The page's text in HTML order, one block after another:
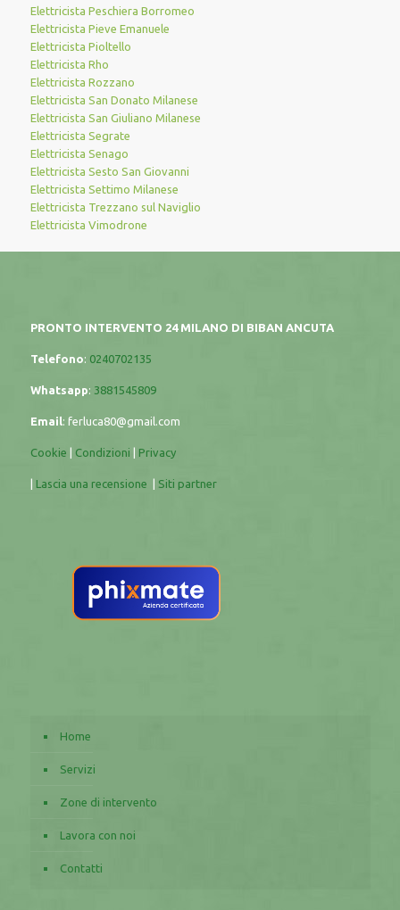
Elettricista Peschiera Borromeo
Elettricista Pieve Emanuele
Elettricista Pioltello
Elettricista Rho
Elettricista Rozzano
Elettricista San Donato Milanese
Elettricista San Giuliano Milanese
Elettricista Segrate
Elettricista Senago
Elettricista Sesto San Giovanni
Elettricista Settimo Milanese
Elettricista Trezzano sul Naviglio
Elettricista Vimodrone
PRONTO INTERVENTO 24 MILANO DI BIBAN ANCUTA
Telefono: 0240702135
Whatsapp: 3881545809
Email: ferluca80@gmail.com
Cookie Condizioni Privacy
Lascia una recensione Siti partner
Home
Servizi
Zone di intervento
Lavora con noi
Contatti